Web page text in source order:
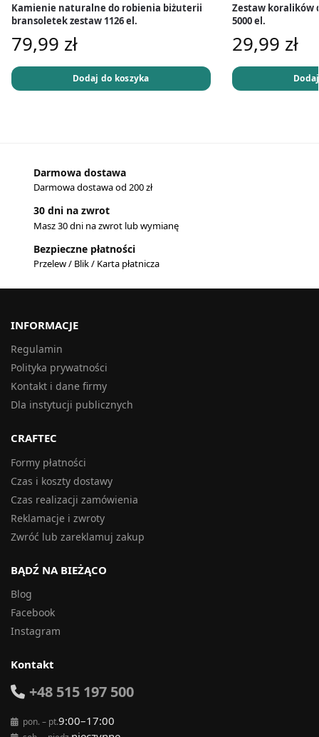
Kamienie naturalne do robienia biżuterii
bransoletek zestaw 1126 el.
79,99 zł
Dodaj do koszyka
Zestaw koralików
5000 el.
29,99 zł
Darmowa dostawa
Darmowa dostawa od 200 zł
30 dni na zwrot
Masz 30 dni na zwrot lub wymianę
Bezpieczne płatności
Przelew / Blik / Karta płatnicza
INFORMACJE
Regulamin
Polityka prywatności
Kontakt i dane firmy
Dla instytucji publicznych
CRAFTEC
Formy płatności
Czas i koszty dostawy
Czas realizacji zamówienia
Reklamacje i zwroty
Zwróć lub zareklamuj zakup
BĄDŹ NA BIEŻĄCO
Blog
Facebook
Instagram
Kontakt
+48 515 197 500
pon. – pt.9:00–17:00